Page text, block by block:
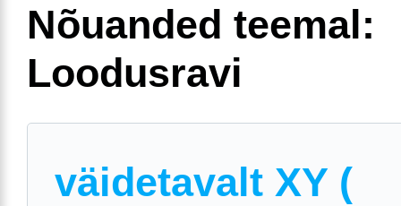
Nõuanded teemal:
Loodusravi
väidetavalt XY (